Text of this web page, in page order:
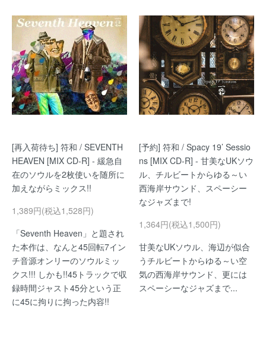
[再入荷待ち] 符和 / SEVENTH
HEAVEN [MIX CD-R] - 緩急自
在のソウルを2枚使いを随所に
加えながらミックス!!
1,389円(税込1,528円)
「Seventh Heaven」と題され
た本作は、なんと45回転7イン
チ音源オンリーのソウルミッ
クス!!! しかも!!45トラックで収
録時間ジャスト45分という正
に45に拘りに拘った内容!!
[予約] 符和 / Spacy 19’ Sessio
ns [MIX CD-R] - 甘美なUKソウ
ル、チルビートからゆる～い
西海岸サウンド、スペーシー
なジャズまで!
1,364円(税込1,500円)
甘美なUKソウル、海辺が似合
うチルビートからゆる～い空
気の西海岸サウンド、更には
スペーシーなジャズまで...